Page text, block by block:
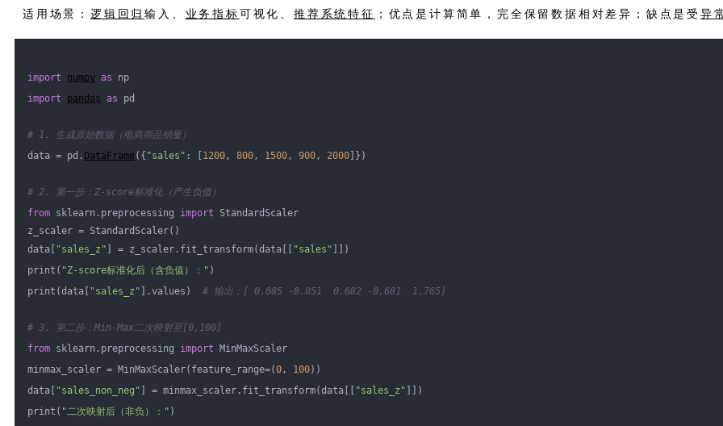
适用场景： 逻辑回归输入、 业务指标 可视化、推荐系统特征 ；优点是计算简单，完全保留数据相对差异；缺点是受异
import numpy as np
import
pandas as pd
# 1. 生成原始数据（电商商品销量）
data = pd. DataFrame({ "sales" : [ 1200, 800, 1500, 900, 2000 ]})
# 2. 第一步：Z-score标准化（产生负值）
from sklearn.preprocessing import StandardScaler
z_scaler = StandardScaler()
data[
"sales_z" ] = z_scaler.fit_transform(data[[ "sales" ]])
print( "Z-score标准化后（含负值）：" )
print(data[
"sales_z" ].values) # 输出：[ 0.085 -0.851  0.682 -0.681  1.765]
# 3. 第二步：Min-Max二次映射至[0,100]
from sklearn.preprocessing import MinMaxScaler
minmax_scaler = MinMaxScaler(feature_range=(0, 100))
data[
"sales_non_neg" ] = minmax_scaler.fit_transform(data[[ "sales_z" ]])
print( "二次映射后（非负）：" )